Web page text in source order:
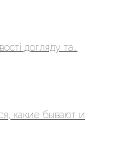
догляду та...
какие бывают и